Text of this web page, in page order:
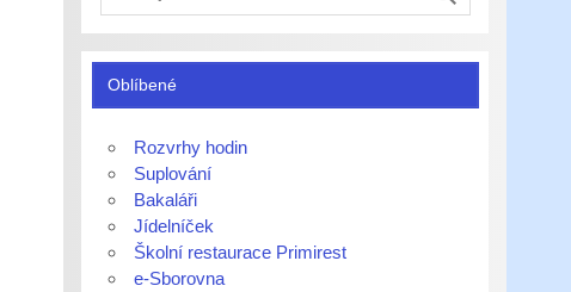
Oblíbené
Rozvrhy hodin
Suplování
Bakaláři
Jídelníček
Školní restaurace Primirest
e-Sborovna